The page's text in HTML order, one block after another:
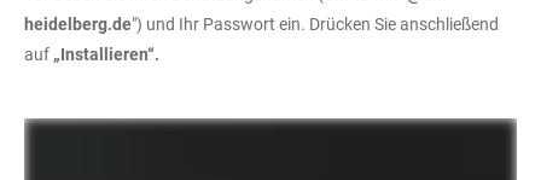
heidelberg.de") und Ihr Passwort ein. Drücken Sie anschließend
auf „Installieren“.